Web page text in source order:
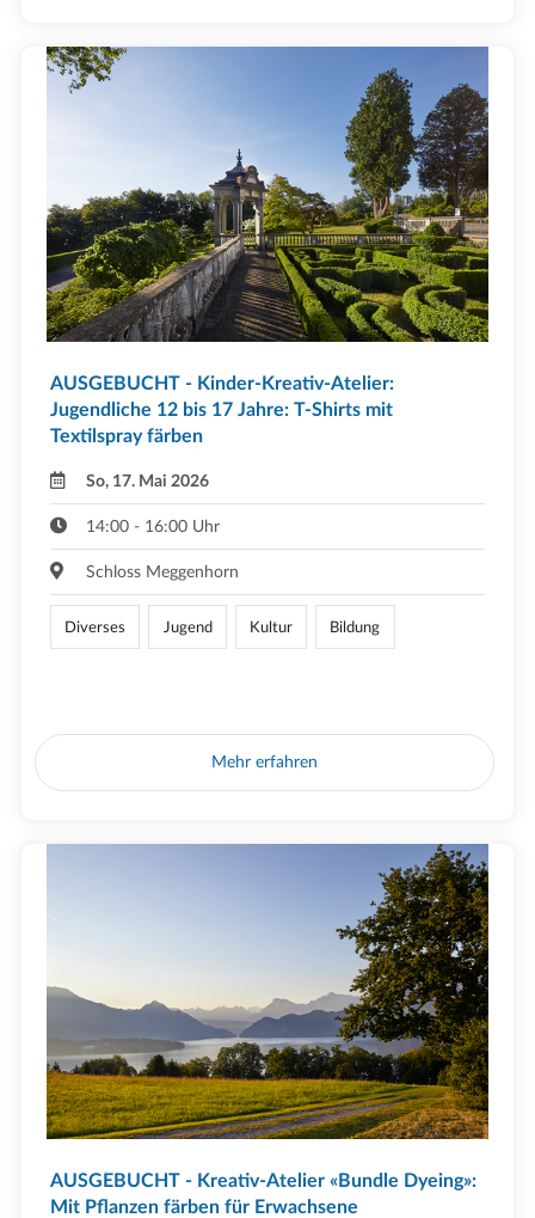
AUSGEBUCHT - Kinder-Kreativ-Atelier:
Jugendliche 12 bis 17 Jahre: T-Shirts mit
Textilspray färben
So, 17. Mai 2026
14:00 - 16:00 Uhr
Schloss Meggenhorn
Diverses Jugend Kultur Bildung
Mehr erfahren
AUSGEBUCHT - Kreativ-Atelier «Bundle Dyeing»:
Mit Pflanzen färben für Erwachsene